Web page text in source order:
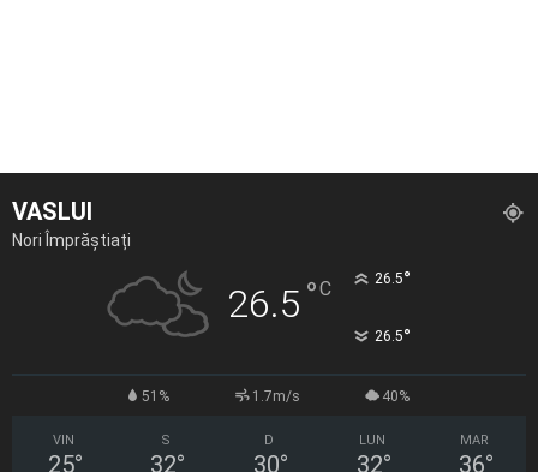
VASLUI
Nori Împrăștiați
26.5 °C 26.5°
26.5°
51% 1.7m/s 40%
VIN
25°
S
32°
D
30°
LUN
32°
MAR
36°